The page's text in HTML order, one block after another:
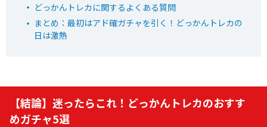
小口で当たりやすい新オンラインオリパ
6オリパワン
どっかんトレカに関するよくある質問
まとめ：最初はアド確ガチャを引く！どっかんトレカの
日は激熱
【結論】迷ったらこれ！どっかんトレカのおすす
めガチャ5選